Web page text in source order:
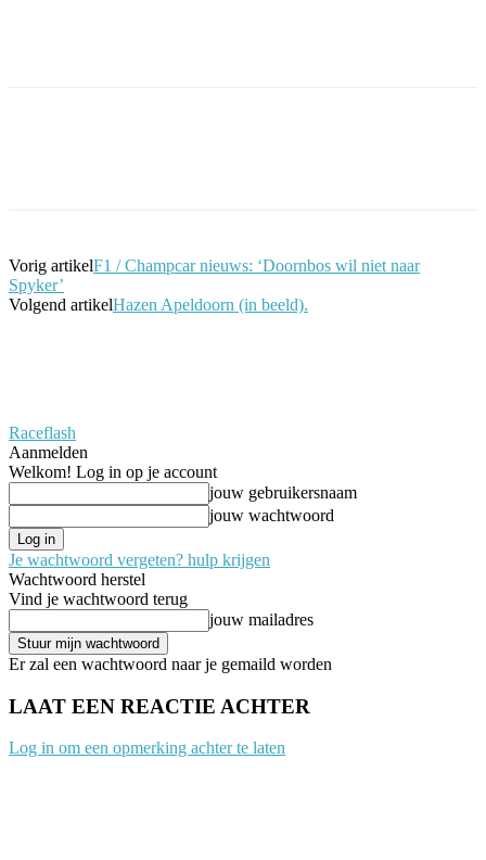
Vorig artikelF1 / Champcar nieuws: ‘Doornbos wil niet naar
Spyker’
Volgend artikelHazen Apeldoorn (in beeld).
Raceflash
Aanmelden
Welkom! Log in op je account
jouw gebruikersnaam
jouw wachtwoord
Je wachtwoord vergeten? hulp krijgen
Wachtwoord herstel
Vind je wachtwoord terug
jouw mailadres
Er zal een wachtwoord naar je gemaild worden
LAAT EEN REACTIE ACHTER
Log in om een opmerking achter te laten